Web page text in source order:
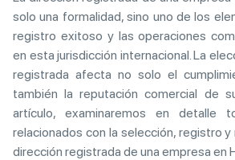
solo una formalidad, sino uno de los
registro exitoso y las operaciones
en esta jurisdicción internacional. La
registrada afecta no solo el
también la reputación comercial de
artículo, examinaremos en detalle
relacionados con la selección, registro
dirección registrada de una empresa en